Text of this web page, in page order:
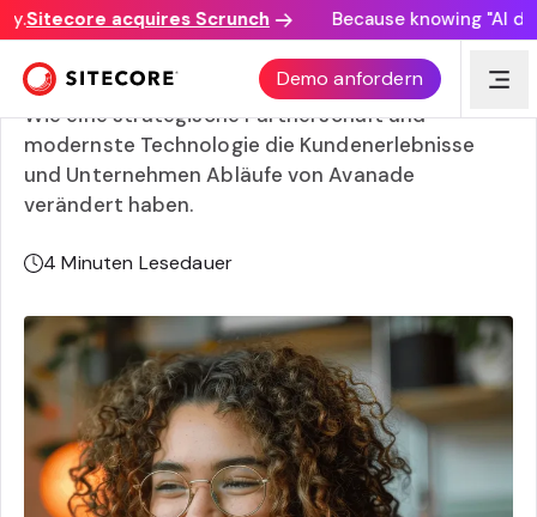
Sitecore acquires Scrunch Because knowing "AI
Demo anfordern
Die digitale Transformation von Avanade
Wie eine strategische Partnerschaft und
modernste Technologie die Kundenerlebnisse
und Unternehmen Abläufe von Avanade
verändert haben.
4 Minuten Lesedauer